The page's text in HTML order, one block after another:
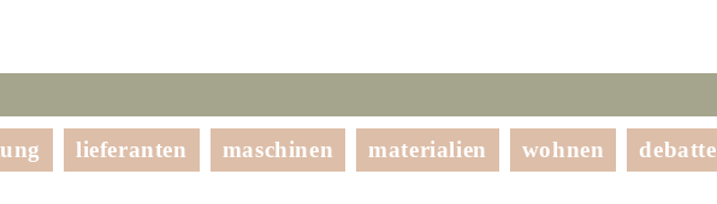
lieferanten maschinen materialien wohnen debatte